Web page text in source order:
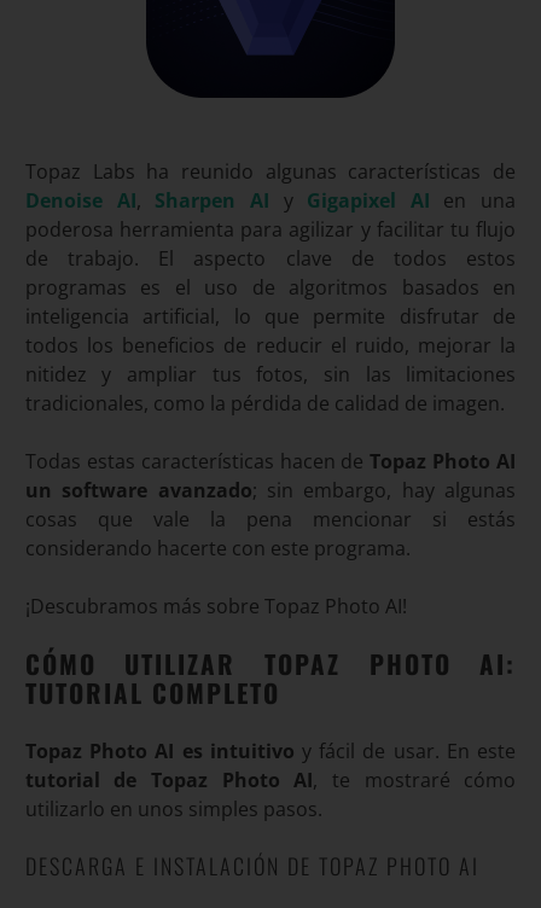
Topaz Labs ha reunido algunas características de
Denoise AI, Sharpen AI y Gigapixel AI en una
poderosa herramienta para agilizar y facilitar tu flujo
de trabajo. El aspecto clave de todos estos
programas es el uso de algoritmos basados en
inteligencia artificial, lo que permite disfrutar de
todos los beneficios de reducir el ruido, mejorar la
nitidez y ampliar tus fotos, sin las limitaciones
tradicionales, como la pérdida de calidad de imagen.
Todas estas características hacen deTopaz Photo AI
un software avanzado; sin embargo, hay algunas
cosas que vale la pena mencionar si estás
considerando hacerte con este programa.
¡Descubramos más sobre Topaz Photo AI!
CÓMO UTILIZAR TOPAZ PHOTO AI:
TUTORIAL COMPLETO
Topaz Photo AI es intuitivo y fácil de usar. En este
tutorial de Topaz Photo AI, te mostraré cómo
utilizarlo en unos simples pasos.
DESCARGA E INSTALACIÓN DE TOPAZ PHOTO AI